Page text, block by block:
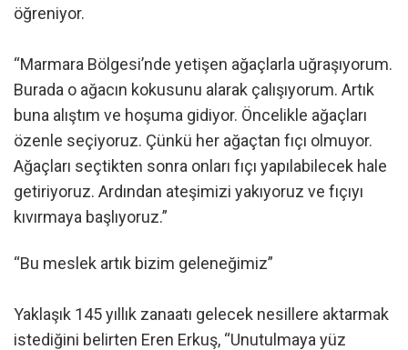
öğreniyor.
“Marmara Bölgesi’nde yetişen ağaçlarla uğraşıyorum.
Burada o ağacın kokusunu alarak çalışıyorum. Artık
buna alıştım ve hoşuma gidiyor. Öncelikle ağaçları
özenle seçiyoruz. Çünkü her ağaçtan fıçı olmuyor.
Ağaçları seçtikten sonra onları fıçı yapılabilecek hale
getiriyoruz. Ardından ateşimizi yakıyoruz ve fıçıyı
kıvırmaya başlıyoruz.”
“Bu meslek artık bizim geleneğimiz”
Yaklaşık 145 yıllık zanaatı gelecek nesillere aktarmak
istediğini belirten Eren Erkuş, “Unutulmaya yüz